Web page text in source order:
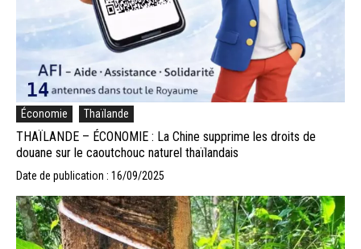
Économie Thaïlande
THAÏLANDE – ÉCONOMIE : La Chine supprime les droits de
douane sur le caoutchouc naturel thaïlandais
Date de publication : 16/09/2025